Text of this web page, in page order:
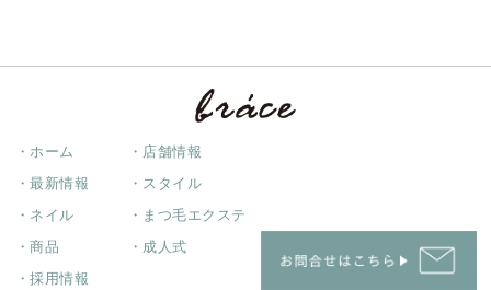
・ホーム ・店舗情報
・最新情報 ・スタイル
・ネイル ・まつ毛エクステ
・商品 ・成人式
・採用情報